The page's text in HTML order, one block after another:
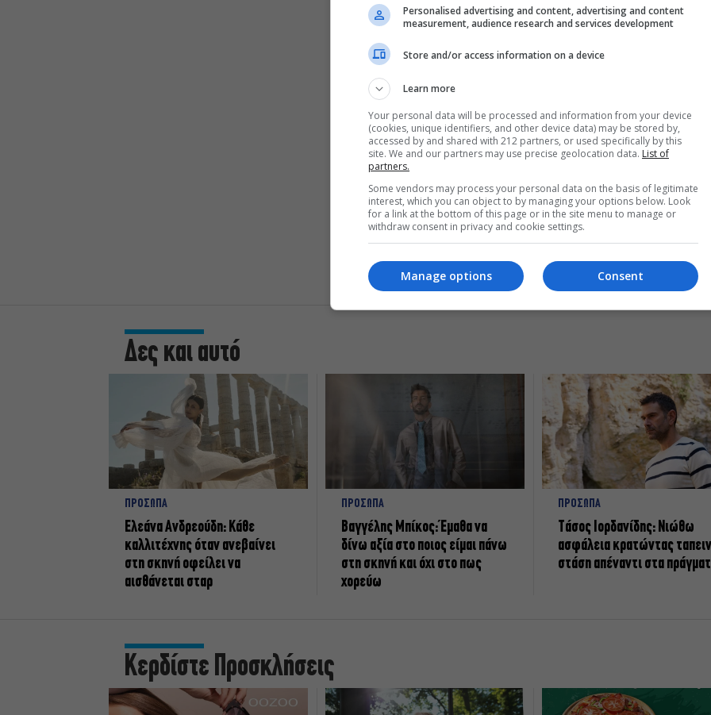
Δες και αυτό
ΠΡΟΣΩΠΑ
Ελεάνα Ανδρεούδη: Κάθε
καλλιτέχνης όταν ανεβαίνει
στη σκηνή οφείλει να
αισθάνεται σταρ
ΠΡΟΣΩΠΑ
Βαγγέλης Μπίκος: Έμαθα να
δίνω αξία στο ποιος είμαι πάνω
στη σκηνή και όχι στο πως
χορεύω
ΠΡΟΣΩΠΑ
Tάσος Ιορδανίδης: Νιώθω
ασφάλεια κρατώντας
στάση απέναντι στα
Κερδίστε Προσκλήσεις
Personalised advertising and content, advertising and content
measurement, audience research and services development
Store and/or access information on a device
Learn more
Your personal data will be processed and information from your device
(cookies, unique identifiers, and other device data) may be stored by,
accessed by and shared with 212 partners, or used specifically by this
site. We and our partners may use precise geolocation data. List of
partners.
Some vendors may process your personal data on the basis of legitimate
interest, which you can object to by managing your options below. Look
for a link at the bottom of this page or in the site menu to manage or
withdraw consent in privacy and cookie settings.
Consent
Manage options